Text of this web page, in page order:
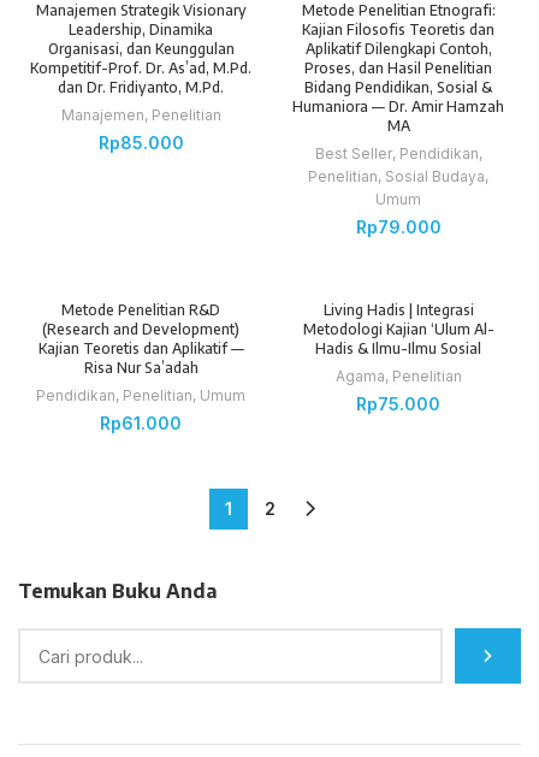
Temukan Buku Anda
Manajemen Strategik Visionary
Leadership, Dinamika
Organisasi, dan Keunggulan
Kompetitif-Prof. Dr. As’ad, M.Pd.
dan Dr. Fridiyanto, M.Pd.
Manajemen, Penelitian
Rp85.000
Metode Penelitian Etnografi:
Kajian Filosofis Teoretis dan
Aplikatif Dilengkapi Contoh,
Proses, dan Hasil Penelitian
Bidang Pendidikan, Sosial &
Humaniora — Dr. Amir Hamzah
MA
Best Seller, Pendidikan,
Penelitian, Sosial Budaya,
Umum
Rp79.000
Metode Penelitian R&D
(Research and Development)
Kajian Teoretis dan Aplikatif —
Risa Nur Sa’adah
Pendidikan, Penelitian, Umum
Rp61.000
Living Hadis | Integrasi
Metodologi Kajian ‘Ulum Al-
Hadis & Ilmu-Ilmu Sosial
Agama, Penelitian
Rp75.000
1 2